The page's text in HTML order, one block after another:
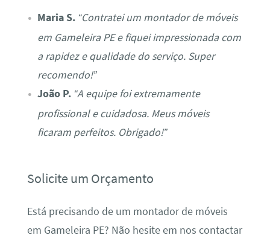
Maria S. “Contratei um montador de móveis
em Gameleira PE e fiquei impressionada com
a rapidez e qualidade do serviço. Super
recomendo!”
João P. “A equipe foi extremamente
profissional e cuidadosa. Meus móveis
ficaram perfeitos. Obrigado!”
Solicite um Orçamento
Está precisando de um montador de móveis
em Gameleira PE? Não hesite em nos contactar